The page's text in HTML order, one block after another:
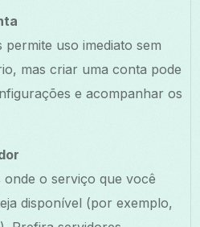
permite uso imediato sem
mas criar uma conta pode
e acompanhar os
onde o serviço que você
disponível (por exemplo,